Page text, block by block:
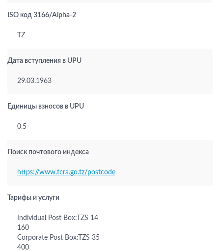
ISO код 3166/Alpha-2
TZ
Дата вступления в UPU
29.03.1963
Единицы взносов в UPU
0.5
Поиск почтового индекса
https://www.tcra.go.tz/postcode
Тарифы и услуги
Individual Post Box:TZS 14
160
Corporate Post Box:TZS 35
400